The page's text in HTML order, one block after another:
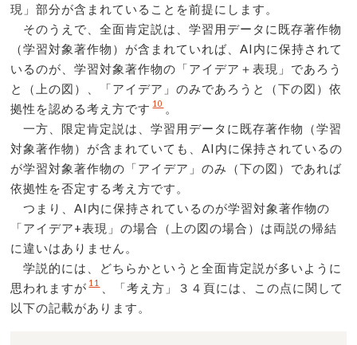
現」部分が含まれていることを前提にします。
そのうえで、全面肯定説は、学習用データに既存著作物
（学習対象著作物）が含まれていれば、AI内に保持されて
いるのが、学習対象著作物の「アイデア＋表現」であろう
と（上の図）、「アイデア」のみであろうと（下の図）依
拠性を認める考え方です 10 。
一方、限定肯定説は、学習用データに既存著作物（学習
対象著作物）が含まれていても、AI内に保持されているの
が学習対象著作物の「アイデア」のみ（下の図）であれば
依拠性を否定する考え方です。
つまり、AI内に保持されているのが学習対象著作物の
「アイデア+表現」の場合（上の図の場合）は両説の帰結
に違いはありません。
学説的には、どちらかというと全面肯定説が多いように
思われますが 11
、「考え方」３４頁には、この点に関して
以下の記載があります。